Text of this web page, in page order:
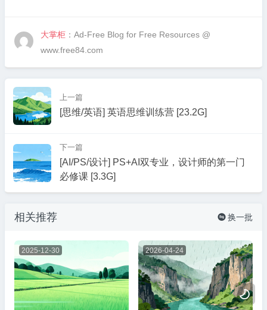

大掌柜 ：Ad-Free Blog for Free Resources @
www.free84.com
上一篇
[思维/英语] 英语思维训练营 [23.2G]
下一篇
[AI/PS/设计] PS+AI双专业，设计师的第一门
必修课 [3.3G]
相关推荐  换一批
2025-12-30 2026-04-24